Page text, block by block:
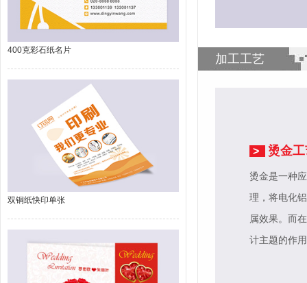
400克彩石纸名片
双铜纸快印单张
加工工艺
> 烫金
烫金是一种
理，将电化
属效果。而
计主题的作